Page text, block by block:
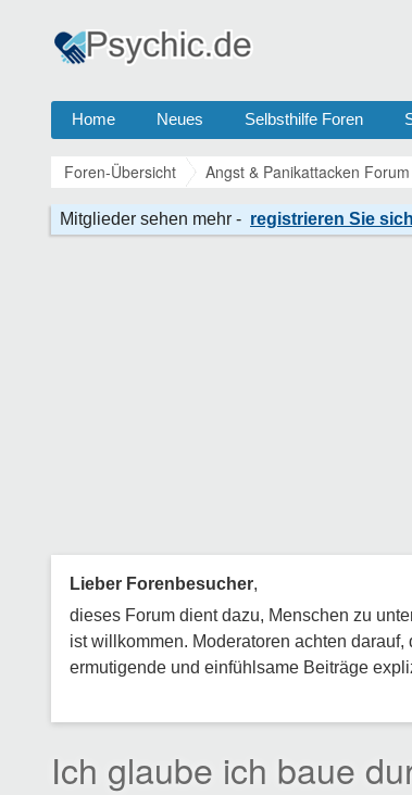
Home Neues Selbsthilfe Foren
Foren-Übersicht Angst & Panikattacken Forum
Lieber Forenbesucher,
dieses Forum dient dazu, Menschen zu
ist willkommen. Moderatoren achten
ermutigende und einfühlsame Beiträge
Ich glaube ich baue